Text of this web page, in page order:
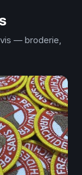
— broderie,